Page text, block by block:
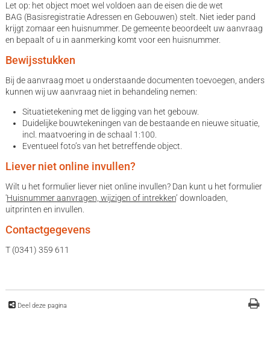
Let op: het object moet wel voldoen aan de eisen die de wet
BAG (Basisregistratie Adressen en Gebouwen) stelt. Niet ieder pand
krijgt zomaar een huisnummer. De gemeente beoordeelt uw aanvraag
en bepaalt of u in aanmerking komt voor een huisnummer.
Bewijsstukken
Bij de aanvraag moet u onderstaande documenten toevoegen, anders
kunnen wij uw aanvraag niet in behandeling nemen:
Situatietekening met de ligging van het gebouw.
Duidelijke bouwtekeningen van de bestaande en nieuwe situatie,
incl. maatvoering in de schaal 1:100.
Eventueel foto’s van het betreffende object.
Liever niet online invullen?
Wilt u het formulier liever niet online invullen? Dan kunt u het formulier
'Huisnummer aanvragen, wijzigen of intrekken’ downloaden,
uitprinten en invullen.
Contactgegevens
T (0341) 359 611
Deel deze pagina